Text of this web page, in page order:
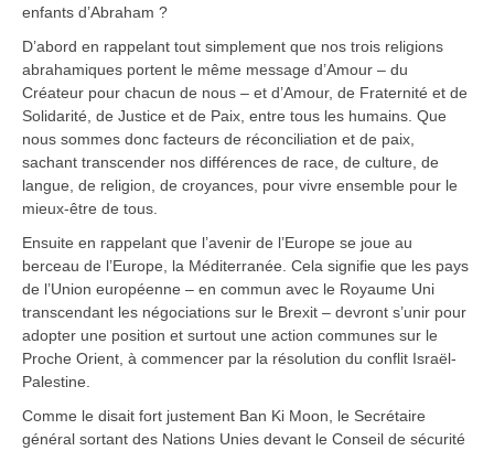
enfants d’Abraham ?
D’abord en rappelant tout simplement que nos trois religions
abrahamiques portent le même message d’Amour – du
Créateur pour chacun de nous – et d’Amour, de Fraternité et de
Solidarité, de Justice et de Paix, entre tous les humains. Que
nous sommes donc facteurs de réconciliation et de paix,
sachant transcender nos différences de race, de culture, de
langue, de religion, de croyances, pour vivre ensemble pour le
mieux-être de tous.
Ensuite en rappelant que l’avenir de l’Europe se joue au
berceau de l’Europe, la Méditerranée. Cela signifie que les pays
de l’Union européenne – en commun avec le Royaume Uni
transcendant les négociations sur le Brexit – devront s’unir pour
adopter une position et surtout une action communes sur le
Proche Orient, à commencer par la résolution du conflit Israël-
Palestine.
Comme le disait fort justement Ban Ki Moon, le Secrétaire
général sortant des Nations Unies devant le Conseil de sécurité